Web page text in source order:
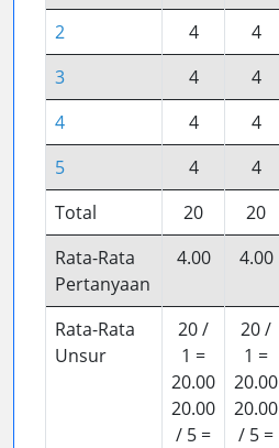
2
4 4
3
4 4
4
4 4
5
4 4
Total
20 20
Rata-Rata
Pertanyaan
4.00 4.00
Rata-Rata
Unsur
20 /
1 =
20.00
20.00
/ 5 =
20 /
1 =
20.00
20.00
/ 5 =